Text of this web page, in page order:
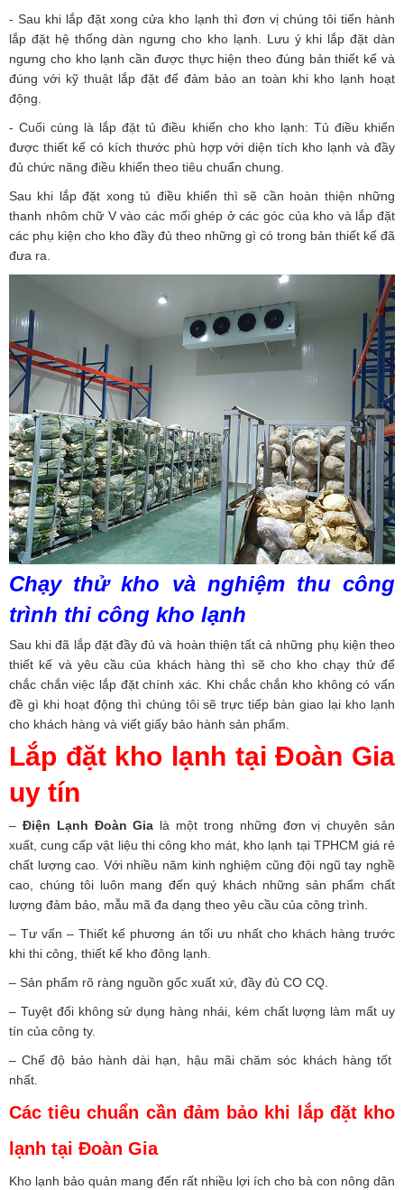
- Sau khi lắp đặt xong cửa kho lạnh thì đơn vị chúng tôi tiến hành
lắp đặt hệ thống dàn ngưng cho kho lạnh. Lưu ý khi lắp đặt dàn
ngưng cho kho lạnh cần được thực hiện theo đúng bản thiết kế và
đúng với kỹ thuật lắp đặt để đảm bảo an toàn khi kho lạnh hoạt
động.
- Cuối cùng là lắp đặt tủ điều khiển cho kho lạnh: Tủ điều khiển
được thiết kế có kích thước phù hợp với diện tích kho lạnh và đầy
đủ chức năng điều khiển theo tiêu chuẩn chung.
Sau khi lắp đặt xong tủ điều khiển thì sẽ cần hoàn thiện những
thanh nhôm chữ V vào các mối ghép ở các góc của kho và lắp đặt
các phụ kiện cho kho đầy đủ theo những gì có trong bản thiết kế đã
đưa ra.
Chạy thử kho và nghiệm thu công
trình thi công kho lạnh
Sau khi đã lắp đặt đầy đủ và hoàn thiện tất cả những phụ kiện theo
thiết kế và yêu cầu của khách hàng thì sẽ cho kho chạy thử để
chắc chắn việc lắp đặt chính xác. Khi chắc chắn kho không có vấn
đề gì khi hoạt động thì chúng tôi sẽ trực tiếp bàn giao lại kho lạnh
cho khách hàng và viết giấy bảo hành sản phẩm.
Lắp đặt kho lạnh tại Đoàn Gia
uy tín
– Điện Lạnh Đoàn Gia là một trong những đơn vị chuyên sản
xuất, cung cấp vật liệu thi công kho mát, kho lạnh tại TPHCM giá rẻ
chất lượng cao. Với nhiều năm kinh nghiệm cũng đội ngũ tay nghề
cao, chúng tôi luôn mang đến quý khách những sản phẩm chất
lượng đảm bảo, mẫu mã đa dạng theo yêu cầu của công trình.
– Tư vấn – Thiết kế phương án tối ưu nhất cho khách hàng trước
khi thi công, thiết kế kho đông lạnh.
– Sản phẩm rõ ràng nguồn gốc xuất xứ, đầy đủ CO CQ.
– Tuyệt đối không sử dụng hàng nhái, kém chất lượng làm mất uy
tín của công ty.
– Chế độ bảo hành dài hạn, hậu mãi chăm sóc khách hàng tốt
nhất.
Các tiêu chuẩn cần đảm bảo khi lắp đặt kho
lạnh tại Đoàn Gia
Kho lạnh bảo quản mang đến rất nhiều lợi ích cho bà con nông dân